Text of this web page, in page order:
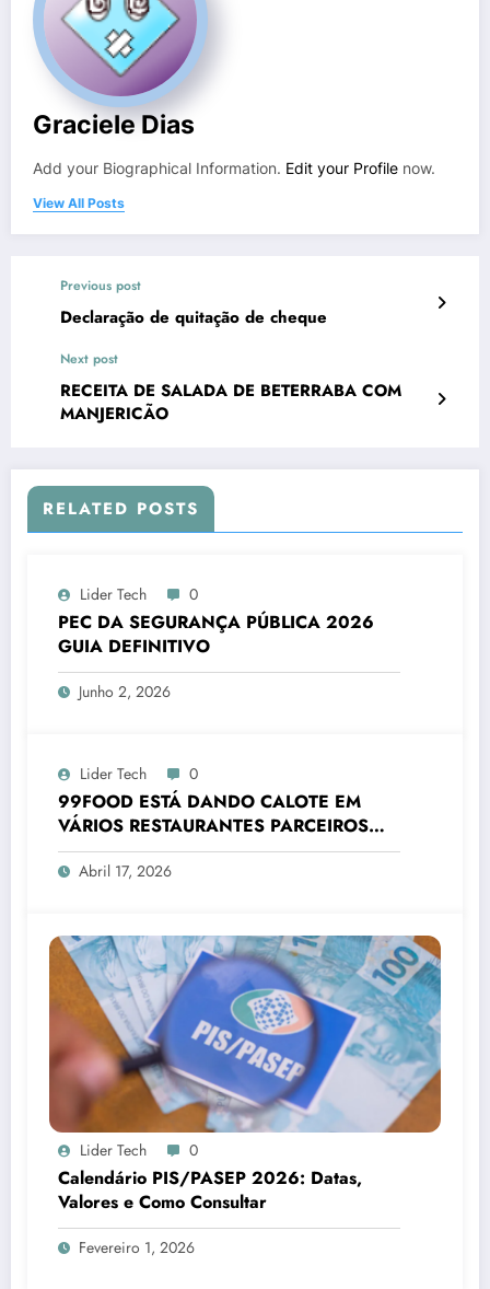
Graciele Dias
Add your Biographical Information. Edit your Profile now.
View All Posts
Previous post
Declaração de quitação de cheque
Next post
RECEITA DE SALADA DE BETERRABA COM
MANJERICÃO
RELATED POSTS
Lider Tech 0
PEC DA SEGURANÇA PÚBLICA 2026
GUIA DEFINITIVO
Junho 2, 2026
Lider Tech 0
99FOOD ESTÁ DANDO CALOTE EM
VÁRIOS RESTAURANTES PARCEIROS
2026
Abril 17, 2026
Lider Tech 0
Calendário PIS/PASEP 2026: Datas,
Valores e Como Consultar
Fevereiro 1, 2026